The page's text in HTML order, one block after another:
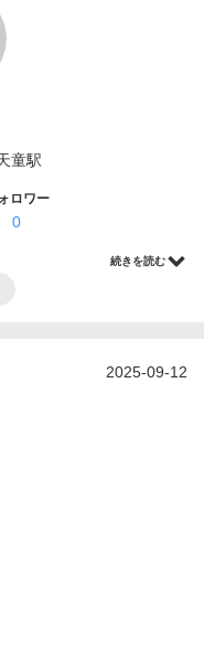
童駅
ロワー
0
続きを読む
2025-09-12